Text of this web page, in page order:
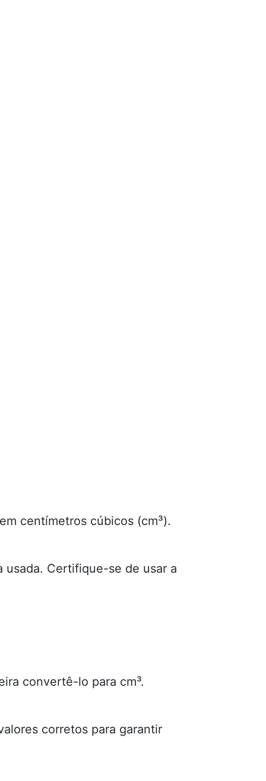
centímetros cúbicos (cm³).
usada. Certifique-se de usar a
convertê-lo para cm³.
corretos para garantir